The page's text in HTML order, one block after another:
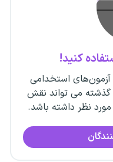
کنید!
استخدامی
می تواند نقش
نظر داشته باشد.